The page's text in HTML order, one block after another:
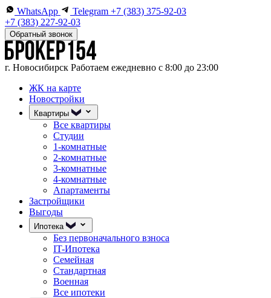
WhatsApp Telegram +7 (383) 375-92-03
+7 (383) 227-92-03
Обратный звонок
г. Новосибирск Работаем ежедневно с 8:00 до 23:00
ЖК на карте
Новостройки
Квартиры
Все квартиры
Студии
1-комнатные
2-комнатные
3-комнатные
4-комнатные
Апартаменты
Застройщики
Выгоды
Ипотека
Без первоначального взноса
IT-Ипотека
Семейная
Стандартная
Военная
Все ипотеки